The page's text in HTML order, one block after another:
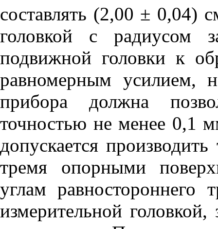
составлять (2,00 ± 0,04)
головкой с радиусом
подвижной головки к
равномерным
прибора должна
точностью не менее 0,1
допускается
тремя опорными
углам равностороннего
измерительной